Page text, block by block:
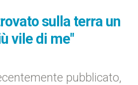
sulla terra un
vile di me"
pubblicato,